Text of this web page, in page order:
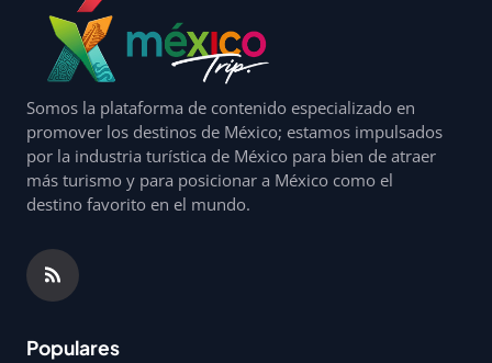
Somos la plataforma de contenido especializado en
promover los destinos de México; estamos impulsados
por la industria turística de México para bien de atraer
más turismo y para posicionar a México como el
destino favorito en el mundo.
Populares